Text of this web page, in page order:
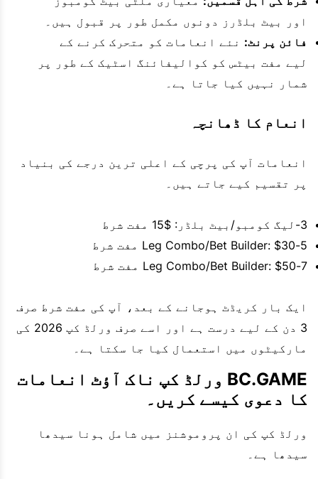
اور بیٹ بلڈرز دونوں مکمل طور پر قبول ہیں۔
فائن پرنٹ: نئے انعامات کو متحرک کرنے کے
لیے مفت بیٹس کو کوالیفائنگ اسٹیک کے طور پر
شمار نہیں کیا جاتا ہے۔
انعام کا ڈھانچہ
انعامات آپ کی پرچی کے اعلی ترین درجے کی بنیاد
پر تقسیم کیے جاتے ہیں۔
3-لیگ کومبو/بیٹ بلڈر: $15 مفت شرط
5-Leg Combo/Bet Builder: $30 مفت شرط
7-Leg Combo/Bet Builder: $50 مفت شرط
ایک بار کریڈٹ ہوجانے کے بعد، آپ کی مفت شرط صرف
3 دن کے لیے درست ہے اور اسے صرف ورلڈ کپ 2026 کی
مارکیٹوں میں استعمال کیا جا سکتا ہے۔
BC.GAME ورلڈ کپ ناک آؤٹ انعامات
کا دعوی کیسے کریں۔
ورلڈ کپ کی ان پروموشنز میں شامل ہونا سیدھا
سیدھا ہے۔